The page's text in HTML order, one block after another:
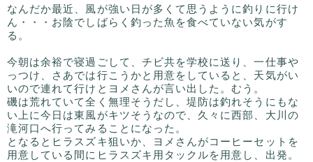
なんだか最近、風が強い日が多くて思うように釣りに行け
ん・・・お陰でしばらく釣った魚を食べていない気がす
る。
今朝は余裕で寝過ごして、チビ共を学校に送り、一仕事や
っつけ、さあでは行こうかと用意をしていると、天気がい
いので連れて行けとヨメさんが言い出した。むう。
磯は荒れていて全く無理そうだし、堤防は釣れそうにもな
い上に今日は東風がキツそうなので、久々に西部、大川の
滝河口へ行ってみることになった。
となるとヒラスズキ狙いか、ヨメさんがコーヒーセットを
用意している間にヒラスズキ用タックルを用意し、出発。